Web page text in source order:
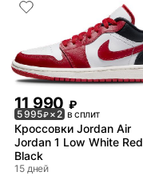
11 990 ₽
5 995₽× 2 в сплит
Кроссовки Jordan Air
Jordan 1 Low White Red
Black
15 дней